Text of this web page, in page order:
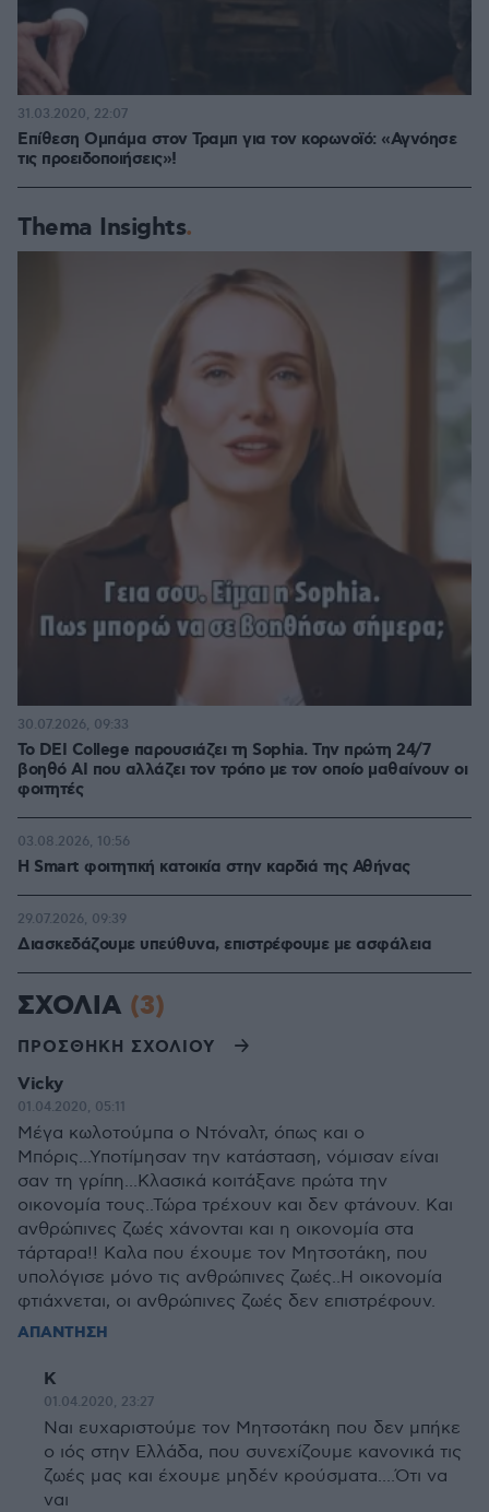
Επίθεση Ομπάμα στον Τραμπ για τον κορωνοϊό: «Αγνόησε
τις προειδοποιήσεις»!
31.03.2020, 22:07
Thema Insights
Το DEI College παρουσιάζει τη Sophia. Την πρώτη 24/7
βοηθό AI που αλλάζει τον τρόπο με τον οποίο μαθαίνουν οι
φοιτητές
30.07.2026, 09:33
Η Smart φοιτητική κατοικία στην καρδιά της Αθήνας
03.08.2026, 10:56
Διασκεδάζουμε υπεύθυνα, επιστρέφουμε με ασφάλεια
29.07.2026, 09:39
ΣΧΟΛΙΑ (3)
ΠΡΟΣΘΗΚΗ ΣΧΟΛΙΟΥ
Vicky
01.04.2020, 05:11
Μέγα κωλοτούμπα ο Ντόναλτ, όπως και ο
Μπόρις...Υποτίμησαν την κατάσταση, νόμισαν είναι
σαν τη γρίπη...Κλασικά κοιτάξανε πρώτα την
οικονομία τους..Τώρα τρέχουν και δεν φτάνουν. Και
ανθρώπινες ζωές χάνονται και η οικονομία στα
τάρταρα!! Καλα που έχουμε τον Μητσοτάκη, που
υπολόγισε μόνο τις ανθρώπινες ζωές..Η οικονομία
φτιάχνεται, οι ανθρώπινες ζωές δεν επιστρέφουν.
ΑΠΑΝΤΗΣΗ
Κ
01.04.2020, 23:27
Ναι ευχαριστούμε τον Μητσοτάκη που δεν μπήκε
ο ιός στην Ελλάδα, που συνεχίζουμε κανονικά τις
ζωές μας και έχουμε μηδέν κρούσματα....Ότι να
ναι